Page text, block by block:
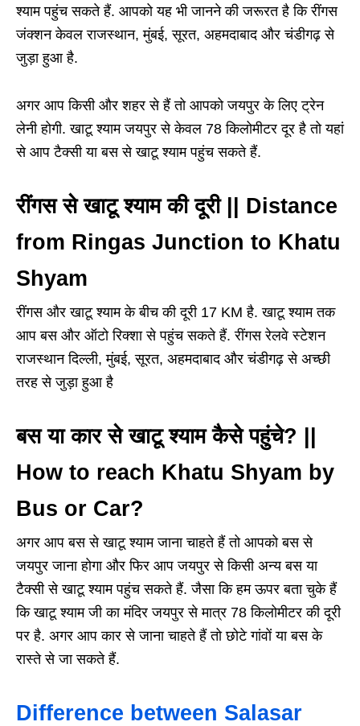
श्याम पहुंच सकते हैं. आपको यह भी जानने की जरूरत है कि रींगस
जंक्शन केवल राजस्थान, मुंबई, सूरत, अहमदाबाद और चंडीगढ़ से
जुड़ा हुआ है.
अगर आप किसी और शहर से हैं तो आपको जयपुर के लिए ट्रेन
लेनी होगी. खाटू श्याम जयपुर से केवल 78 किलोमीटर दूर है तो यहां
से आप टैक्सी या बस से खाटू श्याम पहुंच सकते हैं.
रींगस से खाटू श्याम की दूरी || Distance
from Ringas Junction to Khatu
Shyam
रींगस और खाटू श्याम के बीच की दूरी 17 KM है. खाटू श्याम तक
आप बस और ऑटो रिक्शा से पहुंच सकते हैं. रींगस रेलवे स्टेशन
राजस्थान दिल्ली, मुंबई, सूरत, अहमदाबाद और चंडीगढ़ से अच्छी
तरह से जुड़ा हुआ है
बस या कार से खाटू श्याम कैसे पहुंचे? ||
How to reach Khatu Shyam by
Bus or Car?
अगर आप बस से खाटू श्याम जाना चाहते हैं तो आपको बस से
जयपुर जाना होगा और फिर आप जयपुर से किसी अन्य बस या
टैक्सी से खाटू श्याम पहुंच सकते हैं. जैसा कि हम ऊपर बता चुके हैं
कि खाटू श्याम जी का मंदिर जयपुर से मात्र 78 किलोमीटर की दूरी
पर है. अगर आप कार से जाना चाहते हैं तो छोटे गांवों या बस के
रास्ते से जा सकते हैं.
Difference between Salasar